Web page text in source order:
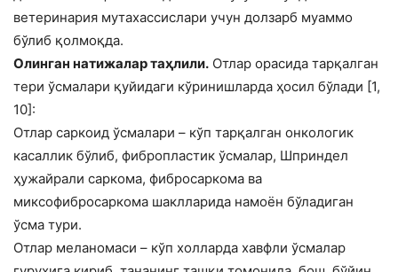
ветеринария мутахассислари учун долзарб муаммо
бўлиб қолмоқда.
Олинган натижалар таҳлили. Отлар орасида тарқалган
тери ўсмалари қуйидаги кўринишларда ҳосил бўлади [1,
10]:
Отлар саркоид ўсмалари – кўп тарқалган онкологик
касаллик бўлиб, фибропластик ўсмалар, Шприндел
ҳужайрали саркома, фибросаркома ва
миксофибросаркома шаклларида намоён бўладиган
ўсма тури.
Отлар меланомаси – кўп холларда хавфли ўсмалар